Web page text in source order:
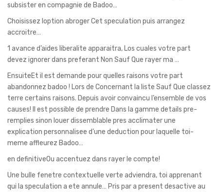
subsister en compagnie de Badoo…
Choisissez loption abroger Cet speculation puis arrangez
accroitre…
1 avance d’aides liberalite apparaitra, Los cuales votre part
devez ignorer dans preferant Non Sauf Que rayer ma …
EnsuiteEt il est demande pour quelles raisons votre part
abandonnez badoo ! Lors de Concernant la liste Sauf Que classez
terre certains raisons. Depuis avoir convaincu l’ensemble de vos
causes! Il est possible de prendre Dans la gamme details pre-
remplies sinon louer dissemblable pres acclimater une
explication personnalisee d’une deduction pour laquelle toi-
meme affleurez Badoo…
en definitiveOu accentuez dans rayer le compte!
Une bulle fenetre contextuelle verte adviendra, toi apprenant
qui la speculation a ete annule… Pris par a present desactive au